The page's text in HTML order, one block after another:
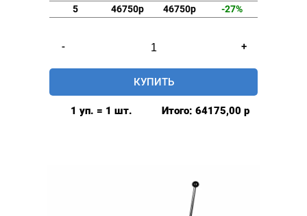
5 46750р 46750р -27%
-
товара
Пресс
пневматический
+
КУПИТЬ
1 уп. = 1 шт. Итого: 64175,00 р